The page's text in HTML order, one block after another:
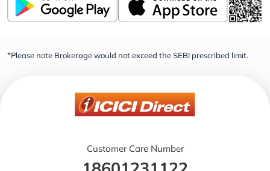
*Please note Brokerage would not exceed the SEBI prescribed limit.
Customer Care Number